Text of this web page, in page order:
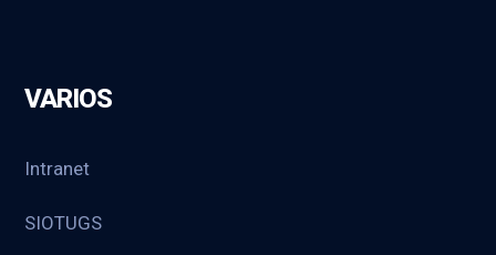
VARIOS
Intranet
SIOTUGS